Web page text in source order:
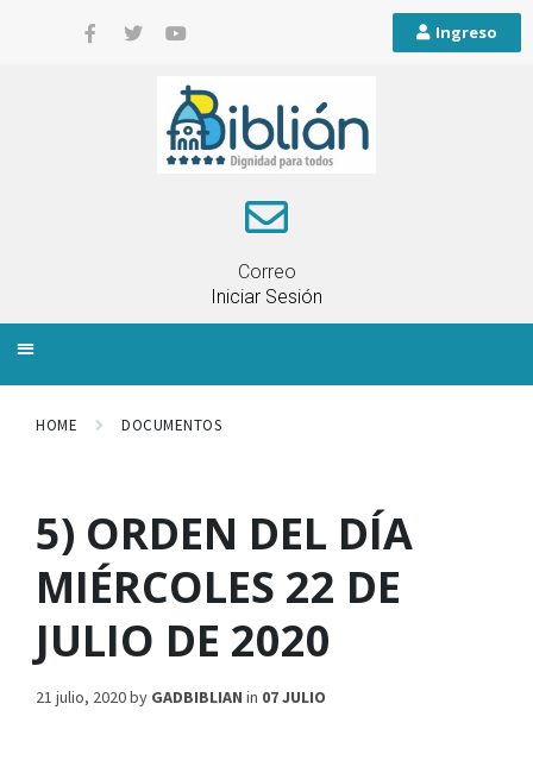
Ingreso
Correo
Iniciar Sesión
HOME DOCUMENTOS
5) ORDEN DEL DÍA
MIÉRCOLES 22 DE
JULIO DE 2020
21 julio, 2020by GADBIBLIAN in 07 JULIO